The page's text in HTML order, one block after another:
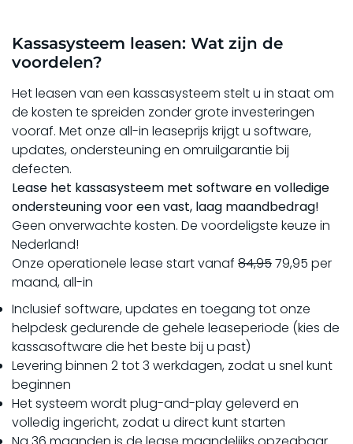
Kassasysteem leasen: Wat zijn de
voordelen?
Het leasen van een kassasysteem stelt u in staat om
de kosten te spreiden zonder grote investeringen
vooraf. Met onze all-in leaseprijs krijgt u software,
updates, ondersteuning en omruilgarantie bij
defecten.
Lease het kassasysteem met software en volledige
ondersteuning voor een vast, laag maandbedrag!
Geen onverwachte kosten. De voordeligste keuze in
Nederland!
Onze operationele lease start vanaf 84,9579,95 per
maand, all-in
Inclusief software, updates en toegang tot onze
helpdesk gedurende de gehele leaseperiode (kies de
kassasoftware die het beste bij u past)
Levering binnen 2 tot 3 werkdagen, zodat u snel kunt
beginnen
Het systeem wordt plug-and-play geleverd en
volledig ingericht, zodat u direct kunt starten